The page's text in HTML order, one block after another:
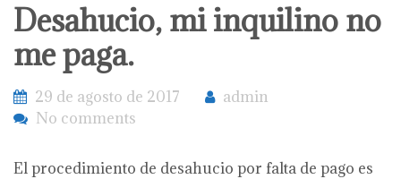
Desahucio, mi inquilino no
me paga.
29 de agosto de 2017
admin
No comments
El procedimiento de desahucio por falta de pago es